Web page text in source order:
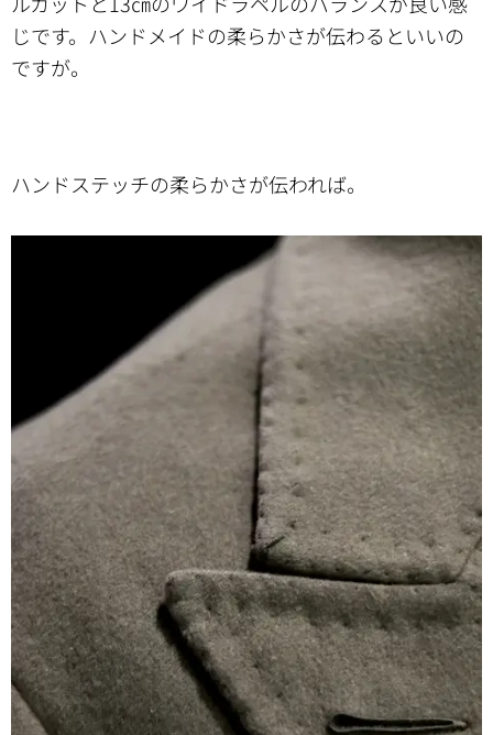
じです。ハンドメイドの柔らかさが伝わるといいの
ですが。
ハンドステッチの柔らかさが伝われば。